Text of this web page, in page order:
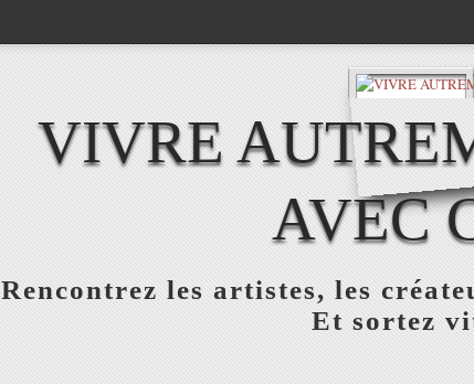
VIVRE
AVEC
Rencontrez les artistes, les
Et sortez